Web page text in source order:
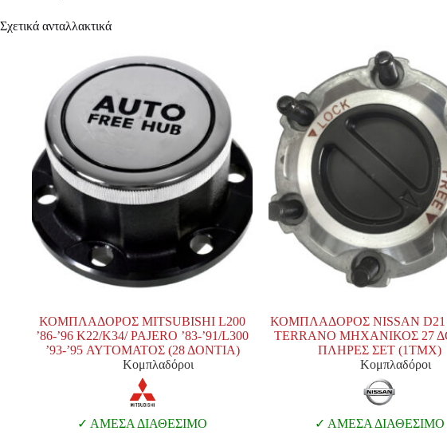
Σχετικά ανταλλακτικά
ΚΟΜΠΛΑΔΟΡΟΣ MITSUBISHI L200
’86-’96 K22/K34/ PAJERO ’83-’91/L300
’93-’95 ΑΥΤΟΜΑΤΟΣ (28 ΔΟΝΤΙΑ)
Κομπλαδόροι
ΑΜΕΣΑ ΔΙΑΘΕΣΙΜΟ
ΚΟΜΠΛΑΔΟΡΟΣ NISSAN D21
TERRANO ΜΗΧΑΝΙΚΟΣ 27
ΠΛΗΡΕΣ ΣΕΤ (1ΤΜΧ)
Κομπλαδόροι
ΑΜΕΣΑ ΔΙΑΘΕΣΙΜΟ